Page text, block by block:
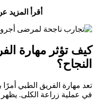
أقرأ المزيد
كيف تؤثر مهارة
النجاح؟
تعد مهارة الفريق الطبي أمرًا
في عملية زراعة الكلى. يظهر